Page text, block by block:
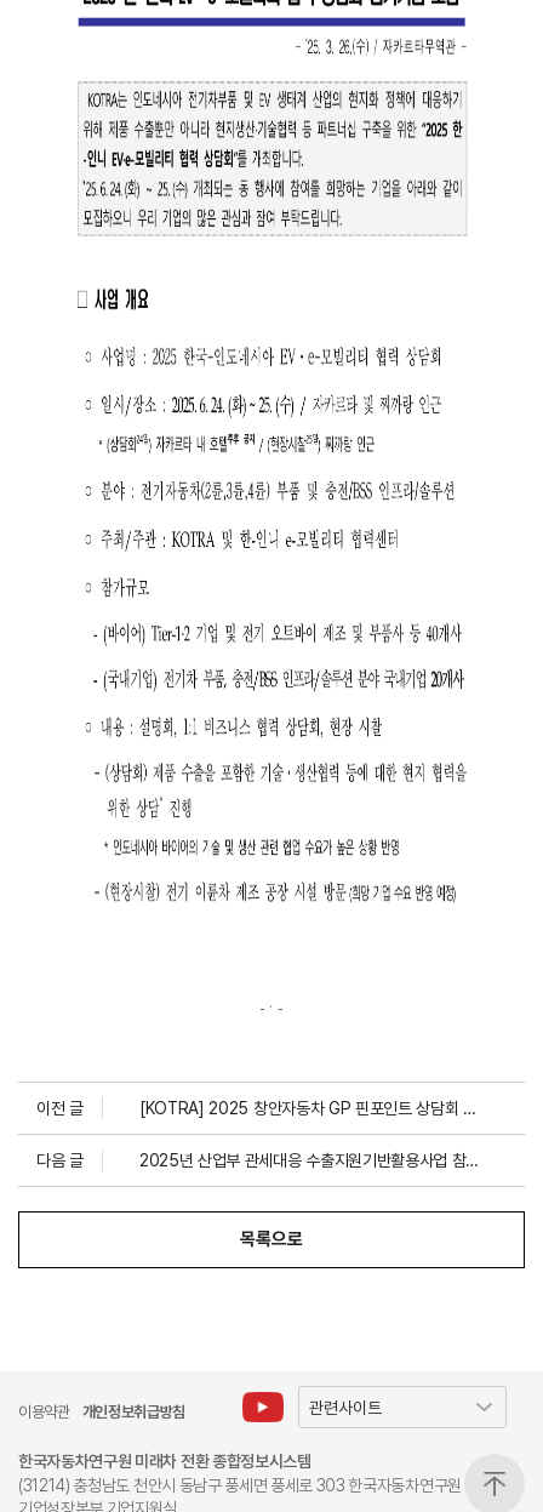
이전 글 [KOTRA] 2025 창안자동차 GP 핀포인트 상담회 사업안내
다음 글 2025년 산업부 관세대응 수출지원기반활용사업 참여기업 2차 모집 공고
목록으로
이용약관 개인정보취급방침
한국자동차연구원 미래차 전환 종합정보시스템
(31214) 충청남도 천안시 동남구 풍세면 풍세로 303 한국자동차연구원